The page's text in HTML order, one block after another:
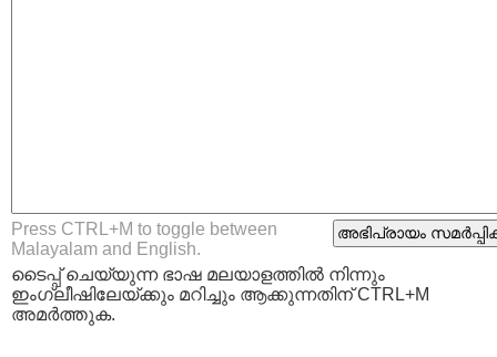
Press CTRL+M to toggle between
Malayalam and English.
ടൈപ്പ്‌ ചെയ്യുന്ന ഭാഷ മലയാളത്തില്‍ നിന്നും
ഇംഗ്ലീഷിലേയ്ക്കും മറിച്ചും ആക്കുന്നതിന് CTRL+M
അമര്‍ത്തുക.